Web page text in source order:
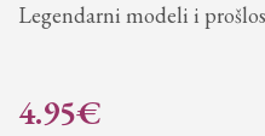
Legendarni modeli i
4.95€